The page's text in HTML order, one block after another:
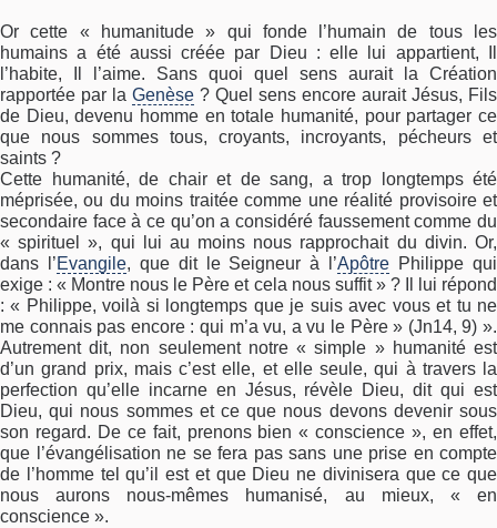
Or cette « humanitude » qui fonde l’humain de tous les
humains a été aussi créée par Dieu : elle lui appartient, Il
l’habite, Il l’aime. Sans quoi quel sens aurait la Création
rapportée par la Genèse ? Quel sens encore aurait Jésus, Fils
de Dieu, devenu homme en totale humanité, pour partager ce
que nous sommes tous, croyants, incroyants, pécheurs et
saints ?
Cette humanité, de chair et de sang, a trop longtemps été
méprisée, ou du moins traitée comme une réalité provisoire et
secondaire face à ce qu’on a considéré faussement comme du
« spirituel », qui lui au moins nous rapprochait du divin. Or,
dans l’Evangile, que dit le Seigneur à l’Apôtre Philippe qui
exige : « Montre nous le Père et cela nous suffit » ? Il lui répond
: « Philippe, voilà si longtemps que je suis avec vous et tu ne
me connais pas encore : qui m’a vu, a vu le Père » (Jn14, 9) ».
Autrement dit, non seulement notre « simple » humanité est
d’un grand prix, mais c’est elle, et elle seule, qui à travers la
perfection qu’elle incarne en Jésus, révèle Dieu, dit qui est
Dieu, qui nous sommes et ce que nous devons devenir sous
son regard. De ce fait, prenons bien « conscience », en effet,
que l’évangélisation ne se fera pas sans une prise en compte
de l’homme tel qu’il est et que Dieu ne divinisera que ce que
nous aurons nous-mêmes humanisé, au mieux, « en
conscience ».